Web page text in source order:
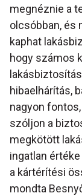
megnéznie a
olcsóbban, és
kaphat
hogy számos
hibaelhárítás,
nagyon
szóljon a
megkötött
ingatlan
a kártérítési
mondta